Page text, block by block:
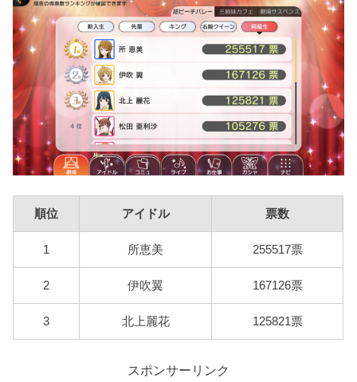
順位 アイドル 票数
1 所恵美 255517票
2 伊吹翼 167126票
3 北上麗花 125821票
スポンサーリンク